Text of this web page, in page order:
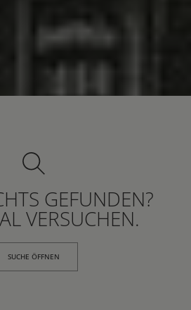
GEFUNDEN?
VERSUCHEN.
SUCHE ÖFFNEN